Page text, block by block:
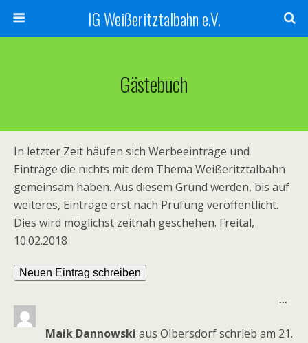
IG Weißeritztalbahn e.V.
Gästebuch
In letzter Zeit häufen sich Werbeeinträge und
Einträge die nichts mit dem Thema Weißeritztalbahn
gemeinsam haben. Aus diesem Grund werden, bis auf
weiteres, Einträge erst nach Prüfung veröffentlicht.
Dies wird möglichst zeitnah geschehen. Freital,
10.02.2018
Maik Dannowski aus Olbersdorfschrieb am 21.
...